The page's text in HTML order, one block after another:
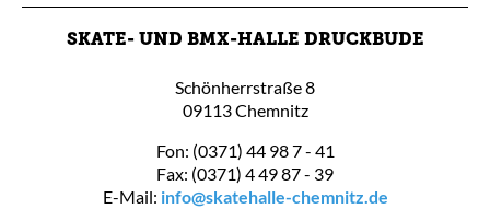
SKATE- UND BMX-HALLE DRUCKBUDE
Schönherrstraße 8
09113 Chemnitz
Fon: (0371) 44 98 7 - 41
Fax: (0371) 4 49 87 - 39
E-Mail: info@skatehalle-chemnitz.de